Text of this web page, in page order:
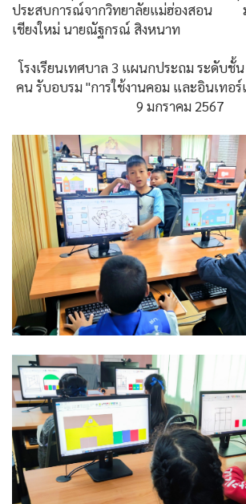
ประสบการณ์จากวิทยาลัยแม่ฮ่องสอน ม
เชียงใหม่ นายณัฐกรณ์ สิงหนาท
โรงเรียนเทศบาล 3 แผนกประถม ระดับชั้
คน รับอบรม "การใช้งานคอม และอินเทอ
9 มกราคม 2567